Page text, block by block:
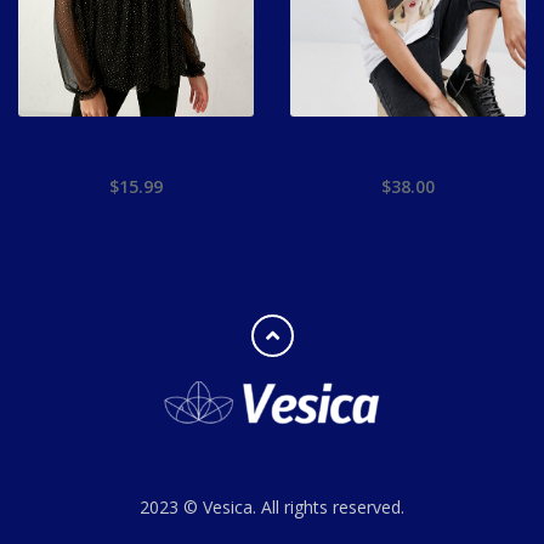
$15.99 $38.00
2023 © Vesica. All rights reserved.